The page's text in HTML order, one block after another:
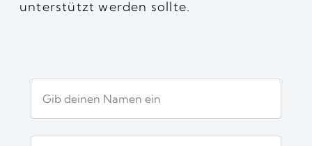
unterstützt werden sollte.